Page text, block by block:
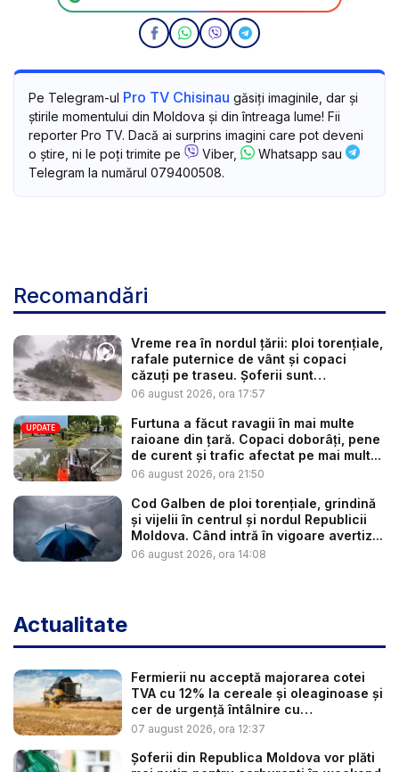
Pe Telegram-ul Pro TV Chisinau găsiți imaginile, dar și
știrile momentului din Moldova și din întreaga lume! Fii
reporter Pro TV. Dacă ai surprins imagini care pot deveni
o știre, ni le poți trimite pe
Viber,
Whatsapp sau
Telegram la numărul 079400508.
Recomandări
Vreme rea în nordul țării: ploi torențiale,
rafale puternice de vânt și copaci
căzuți pe traseu. Șoferii sunt
îndemnaț...
06 august 2026, ora 17:57
UPDATE
Furtuna a făcut ravagii în mai multe
raioane din țară. Copaci doborâți, pene
de curent și trafic afectat pe mai mult...
06 august 2026, ora 21:50
Cod Galben de ploi torențiale, grindină
și vijelii în centrul și nordul Republicii
Moldova. Când intră în vigoare avertiz...
06 august 2026, ora 14:08
Actualitate
Fermierii nu acceptă majorarea cotei
TVA cu 12% la cereale și oleaginoase și
cer de urgență întâlnire cu
autoritățile:...
07 august 2026, ora 12:37
Șoferii din Republica Moldova vor plăti